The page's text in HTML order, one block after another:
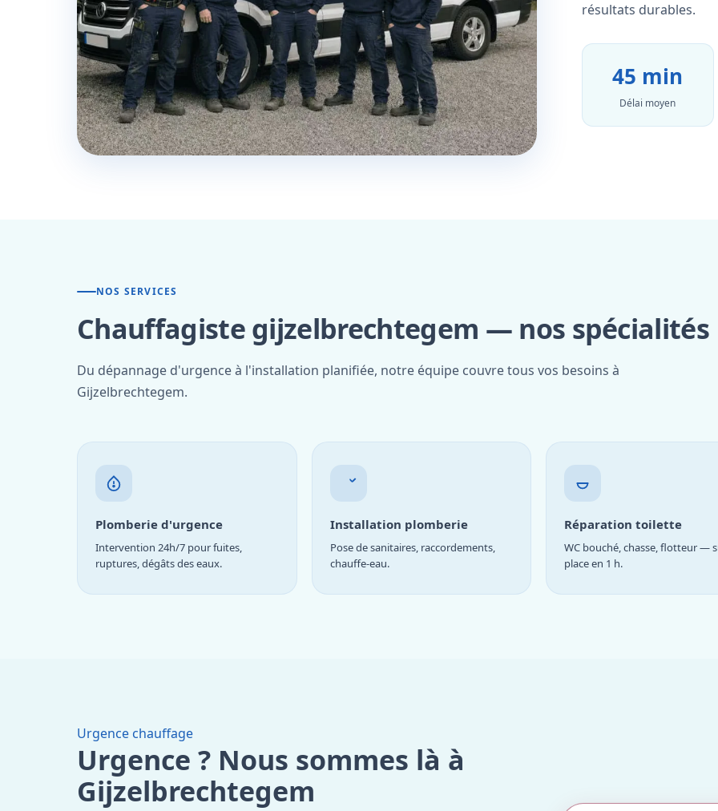
résultats durables.
45 min
Délai moyen
NOS SERVICES
Chauffagiste gijzelbrechtegem — nos spécialités
Du dépannage d'urgence à l'installation planifiée, notre équipe couvre tous vos besoins à
Gijzelbrechtegem.
Plomberie d'urgence
Intervention 24h/7 pour fuites,
ruptures, dégâts des eaux.
Installation plomberie
Pose de sanitaires, raccordements,
chauffe-eau.
Réparation toilette
WC bouché, chasse, flotteur —
place en 1 h.
Urgence chauffage
Urgence ? Nous sommes là à
Gijzelbrechtegem